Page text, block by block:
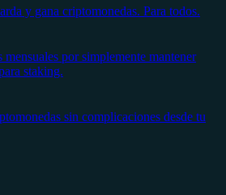
y gana criptomonedas. Para todos.
mensuales por simplemente mantener
staking.
sin complicaciones desde tu